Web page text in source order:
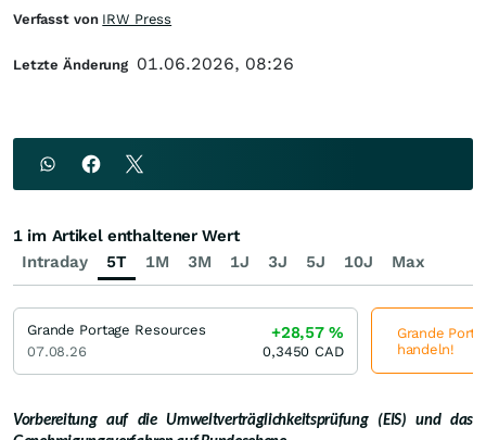
Vorbereitung auf die Umweltverträglichkeitsprüfung (EIS) und das
Verfasst von IRW Press
Letzte Änderung 01.06.2026, 08:26
Intraday 5T 1M 3M 1J 3J 5J 10J Max
1 im Artikel enthaltener Wert
Grande Portage Resources
07.08.26
+28,57%
0,3450 CAD
Grande
handeln!